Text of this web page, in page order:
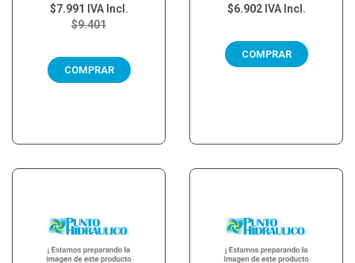
$9.401
$7.991 IVA Incl.
COMPRAR
$6.902 IVA Incl.
COMPRAR